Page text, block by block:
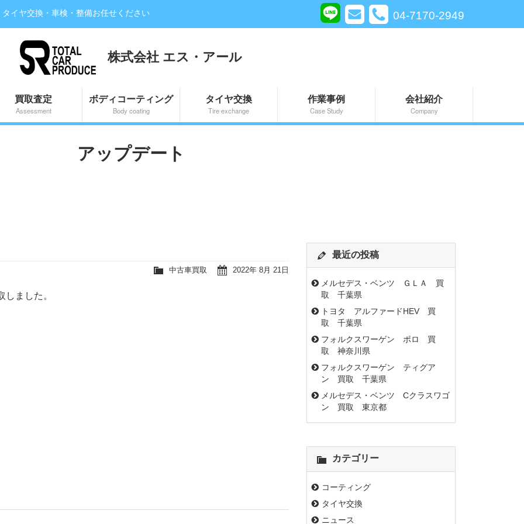
イヤ交換・車検・整備お任せください 04-7170-2949
株式会社 エス・アール
買取査定
Assessment
ボディコーティング
Body coating
タイヤ交換
Tire exchange
作業事例
Case Study
会社紹介
Company
アップデート
2022年 8月 21日
中古車買取
ました。
最近の投稿
メルセデス・ベンツ ＧＬＡ 買
取 千葉県
トヨタ アルファードHEV 買
取 千葉県
フォルクスワーゲン ポロ 買
取 神奈川県
フォルクスワーゲン ティグア
ン 買取 千葉県
メルセデス・ベンツ Cクラスワゴ
ン 買取 東京都
カテゴリー
コーティング
タイヤ交換
ニュース